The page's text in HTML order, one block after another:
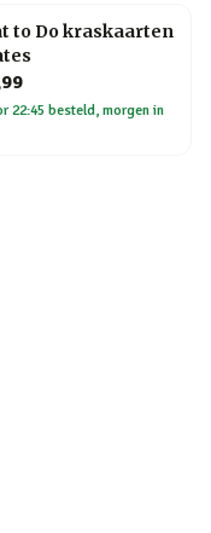
to Do kraskaarten
22:45 besteld, morgen in